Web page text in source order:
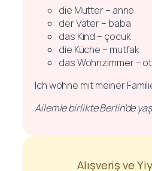
die Mutter – anne
der Vater – baba
das Kind – çocuk
die Küche – mutfak
das Wohnzimmer –
Ich wohne mit meiner
Ailemle birlikte Berlin’de
Alışveriş ve